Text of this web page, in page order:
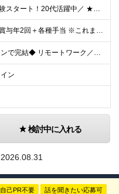
＼ほぼ100％未経験スタート！20代活躍中／ ★未経験OK ★学歴不問／第二新卒歓迎 ★35歳以下の方（若年層の長期キャリア形成を図るため） ＜こんな方は大歓迎！＞ ・YouTubeやTikTokな
■月給25万円～＋賞与年2回＋各種手当 ※これまでの経験・スキル・前職の給与を考慮して決定します ※上記には、固定残業代（月20時間分／32,500円～）が含まれます ＜研修期間（7ヶ月～最大10ヶ
◆学習はオンラインで完結◆ リモートワーク／フルリモート案件あり・転勤なし ◇本社(秋葉原)または一都三県のクライアント先 ※勤務地につきましては、ご相談の上で配属 ＜本社＞ ◇東京都台東区台東1
ン
検討中に入れる
2026.08.31
自己PR不要 話を聞きたい応募可